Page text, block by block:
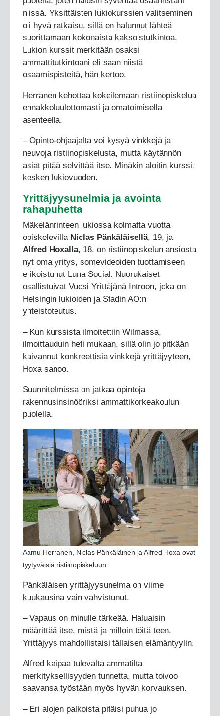
niissä. Yksittäisten lukiokurssien valitseminen
oli hyvä ratkaisu, sillä en halunnut lähteä
suorittamaan kokonaista kaksoistutkintoa.
Lukion kurssit merkitään osaksi
ammattitutkintoani eli saan niistä
osaamispisteitä, hän kertoo.
Herranen kehottaa kokeilemaan ristiinopiskelua
ennakkoluulottomasti ja omatoimisella
asenteella.
– Opinto-ohjaajalta voi kysyä vinkkejä ja
neuvoja ristiinopiskelusta, mutta käytännön
asiat pitää selvittää itse. Minäkin aloitin kurssit
kesken lukiovuoden.
Yrittäjyysunelmia ja avointa
rahapuhetta
Mäkelänrinteen lukiossa kolmatta vuotta
opiskelevilla Niclas Pänkäläisellä, 19, ja
Alfred Hoxalla, 18, on ristiinopiskelun ansiosta
nyt oma yritys, somevideoiden tuottamiseen
erikoistunut Luna Social. Nuorukaiset
osallistuivat Vuosi Yrittäjänä Introon, joka on
Helsingin lukioiden ja Stadin AO:n
yhteistoteutus.
– Kun kurssista ilmoitettiin Wilmassa,
ilmoittauduin heti mukaan, sillä olin jo pitkään
kaivannut konkreettisia vinkkejä yrittäjyyteen,
Hoxa sanoo.
Suunnitelmissa on jatkaa opintoja
rakennusinsinööriksi ammattikorkeakoulun
puolella.
Aamu Herranen, Niclas Pänkäläinen ja Alfred Hoxa ovat
tyytyväisiä ristiinopiskeluun.
Pänkäläisen yrittäjyysunelma on viime
kuukausina vain vahvistunut.
– Vapaus on minulle tärkeää. Haluaisin
määrittää itse, mistä ja milloin töitä teen.
Yrittäjyys mahdollistaisi tällaisen elämäntyylin.
Alfred kaipaa tulevalta ammatilta
merkityksellisyyden tunnetta, mutta toivoo
saavansa työstään myös hyvän korvauksen.
– Eri alojen palkoista pitäisi puhua jo